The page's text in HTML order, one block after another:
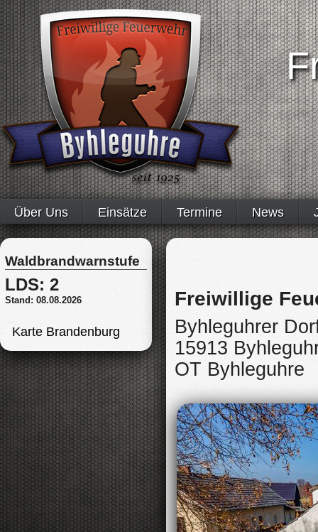
Über Uns Einsätze Termine News
Waldbrandwarnstufe
LDS: 2
Stand: 08.08.2026
Karte Brandenburg
Freiwillige
Byhleguhrer
15913
OT Byhleguhre